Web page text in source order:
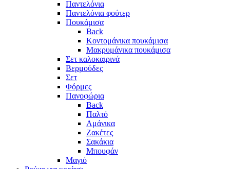
Παντελόνια
Παντελόνια φούτερ
Πουκάμισα
Back
Κοντομάνικα πουκάμισα
Μακρυμάνικα πουκάμισα
Σετ καλοκαιρινά
Βερμούδες
Σετ
Φόρμες
Πανοφώρια
Back
Παλτό
Αμάνικα
Ζακέτες
Σακάκια
Μπουφάν
Μαγιό